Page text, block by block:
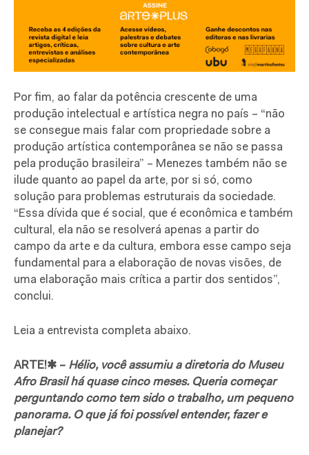
Por fim, ao falar da potência crescente de uma
produção intelectual e artística negra no país – “não
se consegue mais falar com propriedade sobre a
produção artística contemporânea se não se passa
pela produção brasileira” – Menezes também não se
ilude quanto ao papel da arte, por si só, como
solução para problemas estruturais da sociedade.
“Essa dívida que é social, que é econômica e também
cultural, ela não se resolverá apenas a partir do
campo da arte e da cultura, embora esse campo seja
fundamental para a elaboração de novas visões, de
uma elaboração mais crítica a partir dos sentidos”,
conclui.
Leia a entrevista completa abaixo.
ARTE!✱ – Hélio, você assumiu a diretoria do Museu
Afro Brasil há quase cinco meses. Queria começar
perguntando como tem sido o trabalho, um pequeno
panorama. O que já foi possível entender, fazer e
planejar?